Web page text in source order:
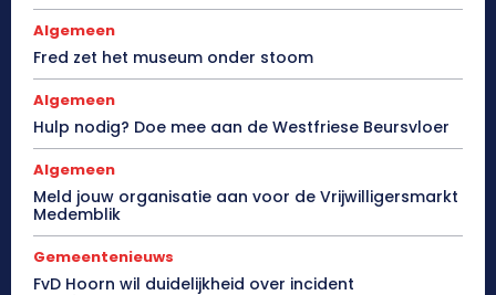
Algemeen
Fred zet het museum onder stoom
Algemeen
Hulp nodig? Doe mee aan de Westfriese Beursvloer
Algemeen
Meld jouw organisatie aan voor de Vrijwilligersmarkt
Medemblik
Gemeentenieuws
FvD Hoorn wil duidelijkheid over incident